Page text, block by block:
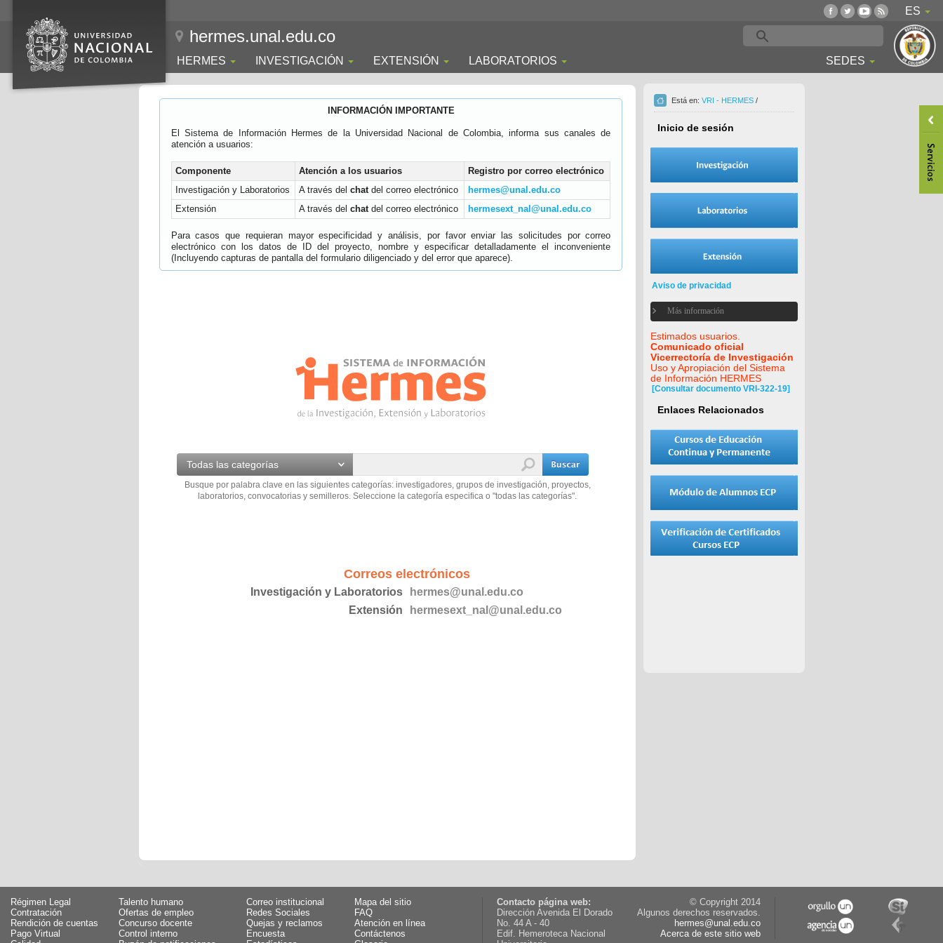
ES
hermes.unal.edu.co
HERMES INVESTIGACIÓN EXTENSIÓN LABORATORIOS SEDES
INFORMACIÓN IMPORTANTE
El Sistema de Información Hermes de la Universidad Nacional de Colombia, informa sus canales de
atención a usuarios:
Componente Atención a los usuarios
Registro por correo electrónico
Investigación y Laboratorios
A través del chatdel correo electrónico
hermes@unal.edu.co
Extensión
A través del chatdel correo electrónico hermesext_nal@unal.edu.co
Para casos que requieran mayor especificidad y análisis, por favor enviar las solicitudes por correo
electrónico con los datos de ID del proyecto, nombre y especificar detalladamente el inconveniente
(Incluyendo capturas de pantalla del formulario diligenciado y del error que aparece).
Todas las categorías
Busque por palabra clave en las siguientes categorías: investigadores, grupos de investigación, proyectos,
laboratorios, convocatorias y semilleros. Seleccione la categoría especifica o "todas las categorías".
Correos electrónicos
Investigación y Laboratorios
hermes@unal.edu.co
Extensión
hermesext_nal@unal.edu.co
Está en: VRI - HERMES /
Inicio de sesión
Aviso de privacidad
Más información
Estimados usuarios.
Comunicado oficial
Vicerrectoría de Investigación
Uso y Apropiación del Sistema
de Información HERMES
[Consultar documento VRI-322-19]
Enlaces Relacionados
Régimen Legal
Talento humano
Contratación
Ofertas de empleo
Rendición de cuentas
Concurso docente
Pago Virtual
Control interno
Correo institucional
Mapa del sitio
Redes Sociales
FAQ
Quejas y reclamos
Atención en línea
Encuesta
Contáctenos
Contacto página web:
Dirección Avenida El Dorado
No. 44 A - 40
Edif. Hemeroteca Nacional
© Copyright 2014
Algunos derechos reservados.
hermes@unal.edu.co
Acerca de este sitio web